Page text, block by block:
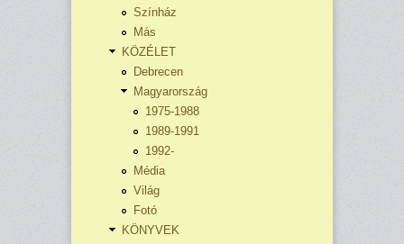
Színház
Más
KÖZÉLET
Debrecen
Magyarország
1975-1988
1989-1991
1992-
Média
Világ
Fotó
KÖNYVEK